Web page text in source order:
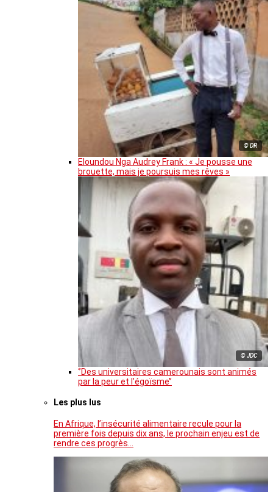
© DR
Eloundou Nga Audrey Frank : « Je pousse une
brouette, mais je poursuis mes rêves »
© JDC
‘’Des universitaires camerounais sont animés
par la peur et l’égoïsme’’
Les plus lus
En Afrique, l’insécurité alimentaire recule pour la
première fois depuis dix ans, le prochain enjeu est de
rendre ces progrès…